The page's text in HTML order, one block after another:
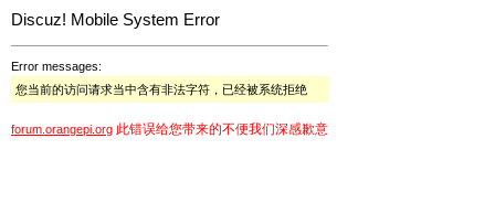
Discuz! Mobile System Error
Error messages:
您当前的访问请求当中含有非法字符，已经被系统拒绝
forum.orangepi.org 此错误给您带来的不便我们深感歉意